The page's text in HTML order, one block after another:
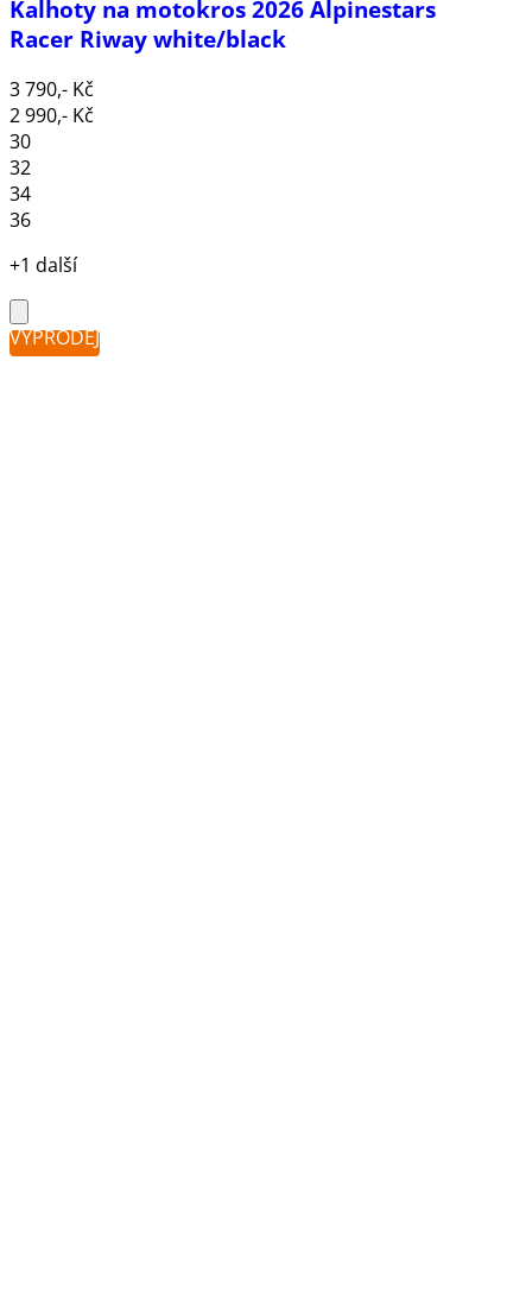
Kalhoty na motokros 2026 Alpinestars
Racer Riway white/black
3 790,- Kč
2 990,- Kč
30
32
34
36
+1 další
VÝPRODEJ